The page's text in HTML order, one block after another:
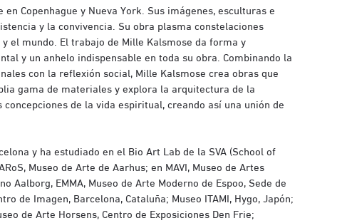
Copenhague y Nueva York. Sus imágenes, esculturas e
y la convivencia. Su obra plasma constelaciones
el mundo. El trabajo de Mille Kalsmose da forma y
y un anhelo indispensable en toda su obra. Combinando la
con la reflexión social, Mille Kalsmose crea obras que
gama de materiales y explora la arquitectura de la
de la vida espiritual, creando así una unión de
y ha estudiado en el Bio Art Lab de la SVA (School of
Museo de Arte de Aarhus; en MAVI, Museo de Artes
Aalborg, EMMA, Museo de Arte Moderno de Espoo, Sede de
de Imagen, Barcelona, ​​Cataluña; Museo ITAMI, Hygo, Japón;
de Arte Horsens, Centro de Exposiciones Den Frie;